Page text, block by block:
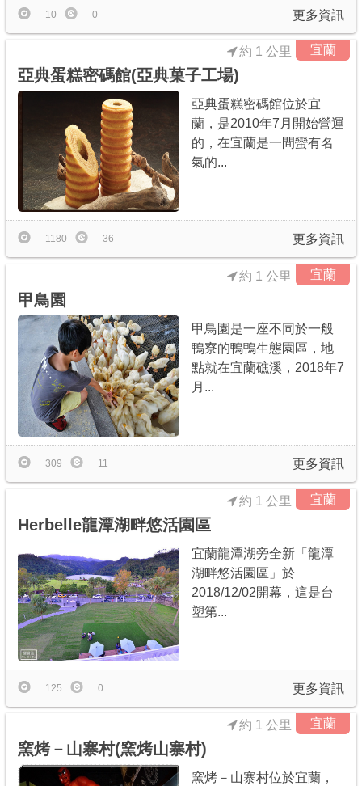
更多資訊
10 0
宜蘭
約 1 公里
亞典蛋糕密碼館(亞典菓子工場)
亞典蛋糕密碼館位於宜
蘭，是2010年7月開始營運
的，在宜蘭是一間蠻有名
氣的...
更多資訊
1180 36
宜蘭
約 1 公里
甲鳥園
甲鳥園是一座不同於一般
鴨寮的鴨鴨生態園區，地
點就在宜蘭礁溪，2018年7
月...
更多資訊
309 11
宜蘭
約 1 公里
Herbelle龍潭湖畔悠活園區
宜蘭龍潭湖旁全新「龍潭
湖畔悠活園區」於
2018/12/02開幕，這是台
塑第...
更多資訊
125 0
宜蘭
約 1 公里
窯烤－山寨村(窯烤山寨村)
窯烤－山寨村位於宜蘭，